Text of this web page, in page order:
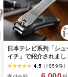
日本テレビ系列「シュ
イチ」で紹介されまし
(R7.09.13放送)[刀匠 関
孫六の伝統から生まれ
4.5 (1859件)